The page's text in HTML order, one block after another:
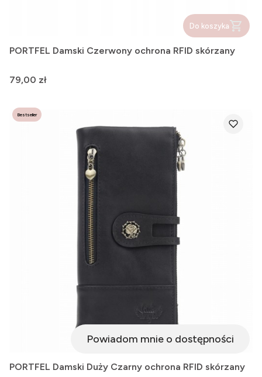
Do koszyka
PORTFEL Damski Czerwony ochrona RFID skórzany
Cena
79,00 zł
Bestseller
Powiadom mnie o dostępności
PORTFEL Damski Duży Czarny ochrona RFID skórzany